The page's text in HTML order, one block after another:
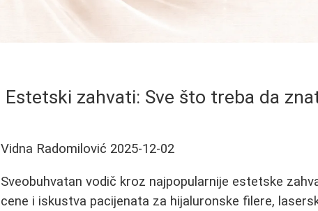
Estetski zahvati: Sve što treba da
Vidna Radomilović 2025-12-02
Sveobuhvatan vodič kroz najpopularnije estetske
cene i iskustva pacijenata za hijaluronske filere,